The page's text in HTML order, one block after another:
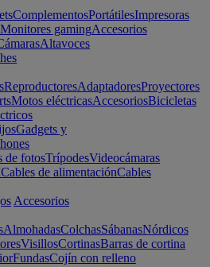
ComplementosPortátilesImpresoras
Monitores gamingAccesorios
Altavoces
ReproductoresAdaptadoresProyectores
Motos eléctricasAccesoriosBicicletas
Gadgets y
de fotosTrípodesVideocámaras
Cables de alimentaciónCables
Accesorios
AlmohadasColchasSábanasNórdicos
VisillosCortinasBarras de cortina
FundasCojín con relleno